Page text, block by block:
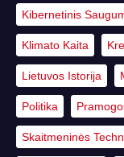
Kibernetinis
Klimato Kaita
Lietuvos Istorija
Politika
Skaitmeninės